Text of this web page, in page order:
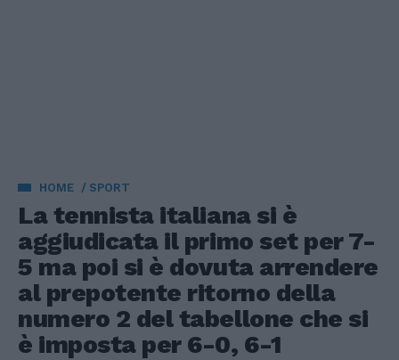
HOME SPORT
La tennista italiana si è
aggiudicata il primo set per 7-
5 ma poi si è dovuta arrendere
al prepotente ritorno della
numero 2 del tabellone che si
è imposta per 6-0, 6-1